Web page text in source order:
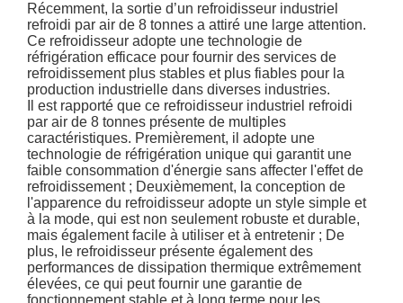
Récemment, la sortie d’un refroidisseur industriel
refroidi par air de 8 tonnes a attiré une large attention.
Ce refroidisseur adopte une technologie de
réfrigération efficace pour fournir des services de
refroidissement plus stables et plus fiables pour la
production industrielle dans diverses industries.
Il est rapporté que ce refroidisseur industriel refroidi
par air de 8 tonnes présente de multiples
caractéristiques. Premièrement, il adopte une
technologie de réfrigération unique qui garantit une
faible consommation d'énergie sans affecter l'effet de
refroidissement ; Deuxièmement, la conception de
l'apparence du refroidisseur adopte un style simple et
à la mode, qui est non seulement robuste et durable,
mais également facile à utiliser et à entretenir ; De
plus, le refroidisseur présente également des
performances de dissipation thermique extrêmement
élevées, ce qui peut fournir une garantie de